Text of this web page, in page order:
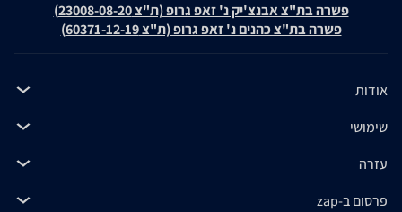
פשרה בת"צ אבנצ'יק נ' זאפ גרופ (ת"צ 23008-08-20)
פשרה בת"צ כהנים נ' זאפ גרופ (ת"צ 60371-12-19)
אודות
שימושי
עזרה
פרסום ב-zap